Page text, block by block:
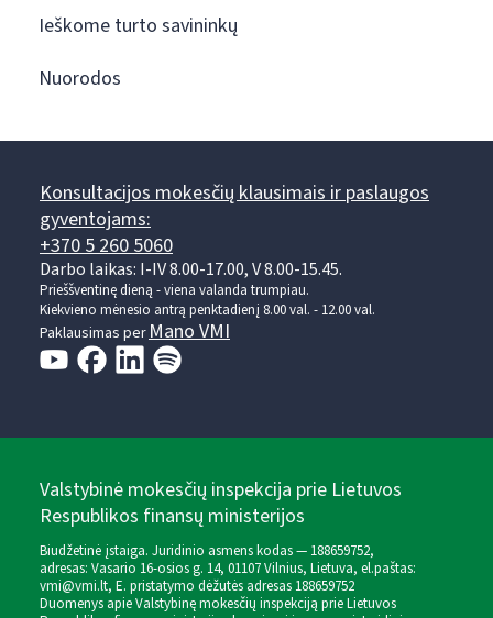
Ieškome turto savininkų
Nuorodos
Konsultacijos mokesčių klausimais ir paslaugos
gyventojams:
+370 5 260 5060
Darbo laikas: I-IV 8.00-17.00, V 8.00-15.45.
Prieššventinę dieną - viena valanda trumpiau.
Kiekvieno mėnesio antrą penktadienį 8.00 val. - 12.00 val.
Paklausimas perMano VMI
Valstybinė mokesčių inspekcija prie Lietuvos
Respublikos finansų ministerijos
Biudžetinė įstaiga. Juridinio asmens kodas — 188659752,
adresas: Vasario 16-osios g. 14, 01107 Vilnius, Lietuva, el.paštas:
vmi@vmi.lt, E. pristatymo dėžutės adresas 188659752
Duomenys apie Valstybinę mokesčių inspekciją prie Lietuvos